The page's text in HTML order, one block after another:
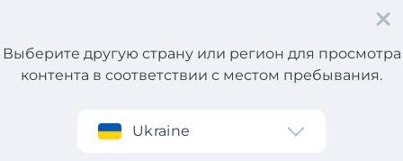
Регистрация
Выберите другую страну или регион для просмотра
контента в соответствии с местом пребывания.
Ukraine
Автохимия из Германии с доставкой в Украину